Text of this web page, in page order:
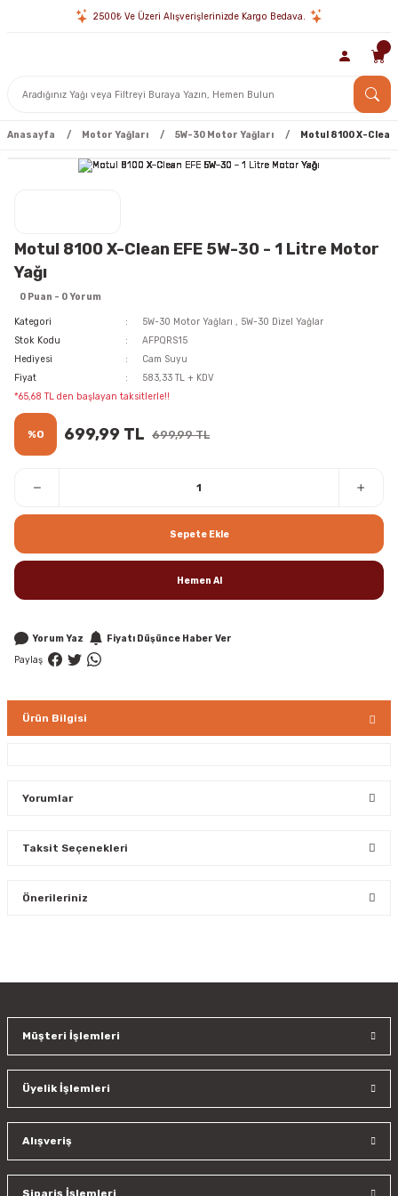
2500₺ Ve Üzeri Alışverişlerinizde Kargo Bedava.
Anasayfa Motor Yağları 5W-30 Motor Yağları Motul 8100 X-Clean
Motul 8100 X-Clean EFE 5W-30 - 1 Litre Motor
Yağı
0 Puan - 0 Yorum
Kategori 5W-30 Motor Yağları , 5W-30 Dizel Yağlar
Stok Kodu
AFPQRS15
Hediyesi
Cam Suyu
Fiyat
583,33 TL + KDV
*65,68 TL den başlayan taksitlerle!!
%0 699,99 TL 699,99 TL
Sepete Ekle
Hemen Al
Yorum Yaz
Fiyatı Düşünce Haber Ver
Paylaş
Ürün Bilgisi
Yorumlar
Taksit Seçenekleri
Önerileriniz
Ürün resmi kalitesiz, bozuk veya görüntülenemiyor.
Ürün bilgilerinde hatalar bulunuyor.
Bu ürüne benzer farklı alternatifler olmalı.
Müşteri İşlemleri
Üyelik İşlemleri
Alışveriş
Sipariş İşlemleri